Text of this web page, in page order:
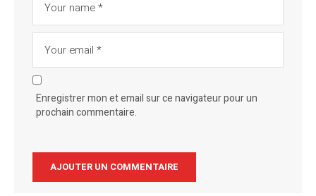
Enregistrer mon et email sur ce navigateur pour un
prochain commentaire.